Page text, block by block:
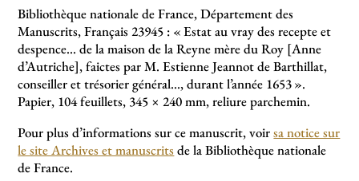
Bibliothèque nationale de France, Département des
Manuscrits, Français 23945 : «Estat au vray des recepte et
despence... de la maison de la Reyne mère du Roy [Anne
d’Autriche], faictes par M. Estienne Jeannot de Barthillat,
conseiller et trésorier général..., durant l’année 1653».
Papier, 104 feuillets, 345 × 240 mm, reliure parchemin.
Pour plus d’informations sur ce manuscrit, voirsa notice sur
le site Archives et manuscrits de la Bibliothèque nationale
de France.